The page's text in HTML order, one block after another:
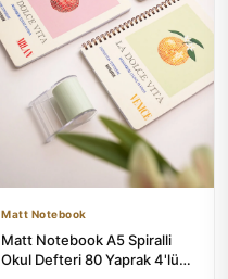
Matt Notebook
Matt Notebook A5 Spiralli
Okul Defteri 80 Yaprak 4'lü